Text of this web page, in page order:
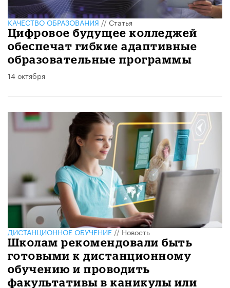
КАЧЕСТВО ОБРАЗОВАНИЯ//Статья
Цифровое будущее колледжей
обеспечат гибкие адаптивные
образовательные программы
14 октября
ДИСТАНЦИОННОЕ ОБУЧЕНИЕ//Новость
Школам рекомендовали быть
готовыми к дистанционному
обучению и проводить
факультативы в каникулы или